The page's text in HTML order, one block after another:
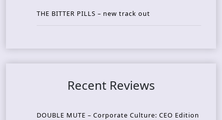
THE BITTER PILLS – new track out
Recent Reviews
DOUBLE MUTE – Corporate Culture: CEO Edition